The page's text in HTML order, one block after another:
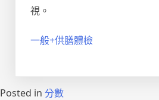
視。
一般+供膳體檢
Posted in 分數